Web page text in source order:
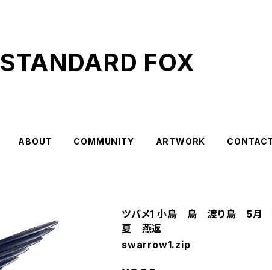
STANDARD FOX
ABOUT COMMUNITY ARTWORK
ツバメ1 小鳥 鳥 渡り鳥 5月
夏 燕返
swarrow1.zip